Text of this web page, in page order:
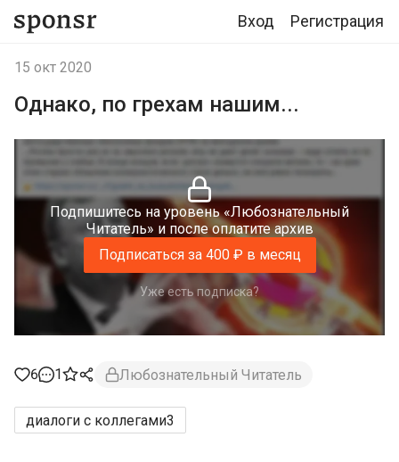
Вход Регистрация
15 окт 2020
Однако, по грехам нашим...
Подпишитесь на уровень «Любознательный
Читатель» и после оплатите архив
Подписаться за 400 ₽ в месяц
Уже есть подписка?
6 1 Любознательный Читатель
диалоги с коллегами3